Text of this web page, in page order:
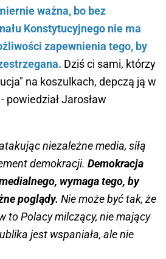
ważna, bo bez
Konstytucyjnego nie ma
zapewnienia tego, by
Dziś ci sami, którzy
na koszulkach, depczą ją w
powiedział Jarosław
niezależne media, siłą
demokracji. Demokracja
wymaga tego, by
poglądy. Nie może być tak, że
to Polacy milczący, nie mający
jest wspaniała, ale nie